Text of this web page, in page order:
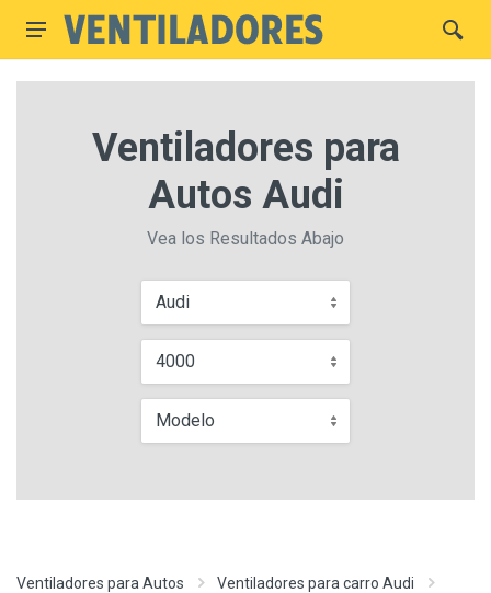
Ventiladores para
Autos Audi
Vea los Resultados Abajo
Audi
4000
Modelo
Ventiladores para Autos
Ventiladores para carro Audi